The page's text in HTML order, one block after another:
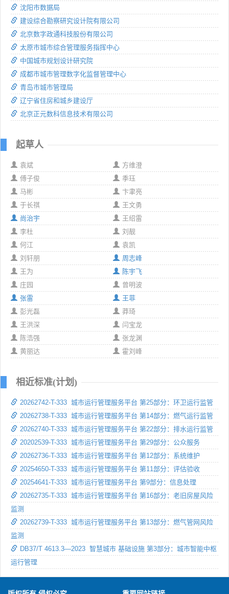
沈阳市数据局
建设综合勘察研究设计院有限公司
北京数字政通科技股份有限公司
太原市城市综合管理服务指挥中心
中国城市规划设计研究院
成都市城市管理数字化监督管理中心
青岛市城市管理局
辽宁省住房和城乡建设厅
北京正元数科信息技术有限公司
起草人
袁斌
方维澄
傅子俊
季珏
马彬
卞聿亮
于长祺
王文勇
尚治宇
王绍雷
李杜
刘靓
何江
袁凯
刘轩朋
周志峰
王为
陈宇飞
庄园
曾明波
张雷
王菲
彭光磊
莽琦
王洪深
闫宝龙
陈浩强
张龙渊
黄丽达
霍刘峰
相近标准(计划)
20262742-T-333 城市运行管理服务平台 第25部分：环卫运行监管
20262738-T-333 城市运行管理服务平台 第14部分：燃气运行监管
20262740-T-333 城市运行管理服务平台 第22部分：排水运行监管
20202539-T-333 城市运行管理服务平台 第29部分：公众服务
20262736-T-333 城市运行管理服务平台 第12部分：系统维护
20254650-T-333 城市运行管理服务平台 第11部分：评估验收
20254641-T-333 城市运行管理服务平台 第9部分：信息处理
20262735-T-333 城市运行管理服务平台 第16部分：老旧房屋风险
监测
20262739-T-333 城市运行管理服务平台 第13部分：燃气管网风险
监测
DB37/T 4613.3—2023 智慧城市 基础设施 第3部分：城市智能中枢
运行管理